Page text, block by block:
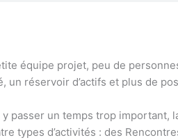
équipe projet, peu de
réservoir d’actifs et plus de
un temps trop important,
types d’activités : des